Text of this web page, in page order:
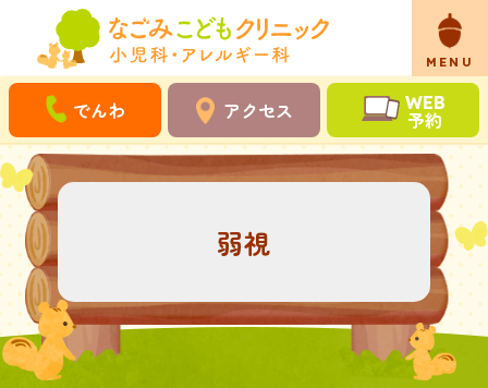
でんわ アクセス WEB
予約
弱視